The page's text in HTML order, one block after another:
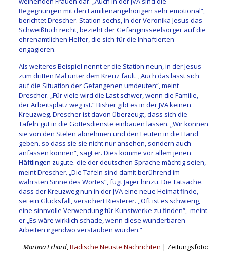
Begegnungen mit den Familienangehörigen sehr emotional“,
berichtet Drescher. Station sechs, in der Veronika Jesus das
Schweißtuch reicht, bezieht der Gefängnisseelsorger auf die
ehrenamtlichen Helfer, die sich für die Inhaftierten
engagieren.
Als weiteres Beispiel nennt er die Station neun, in der Jesus
zum dritten Mal unter dem Kreuz fault. „Auch das lasst sich
auf die Situation der Gefangenen umdeuten“, meint
Drescher. „Für viele wird die Last schwer, wenn die Familie,
der Arbeitsplatz weg ist.“ Bisher gibt es in der JVA keinen
Kreuzweg. Drescher ist davon überzeugt, dass sich die
Tafeln gut in die Gottesdienste einbauen lassen. „Wir können
sie von den Stelen abnehmen und den Leuten in die Hand
geben. so dass sie sie nicht nur ansehen, sondern auch
anfassen können“, sagt er. Dies komme vor allem jenen
Häftlingen zugute. die der deutschen Sprache mächtig seien,
meint Drescher. „Die Tafeln sind damit berührend im
wahrsten Sinne des Wortes“, fugt Jäger hinzu. Die Tatsache.
dass der Kreuzweg nun in der JVA eine neue Heimat finde,
sei ein Glücksfall, versichert Riesterer. ,,Oft ist es schwierig,
eine sinnvolle Verwendung für Kunstwerke zu finden“, meint
er „Es wäre wirklich schade, wenn diese wunderbaren
Arbeiten irgendwo verstauben würden.“
Martina Erhard,Badische Neuste Nachrichten | Zeitungsfoto: